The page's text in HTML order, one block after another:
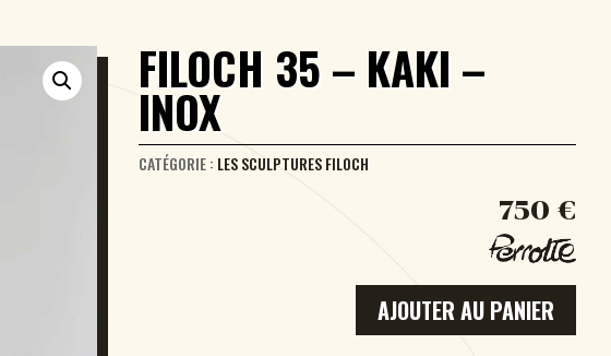
FILOCH 35 – KAKI –
INOX
CATÉGORIE : LES SCULPTURES FILOCH
750 €
AJOUTER AU PANIER